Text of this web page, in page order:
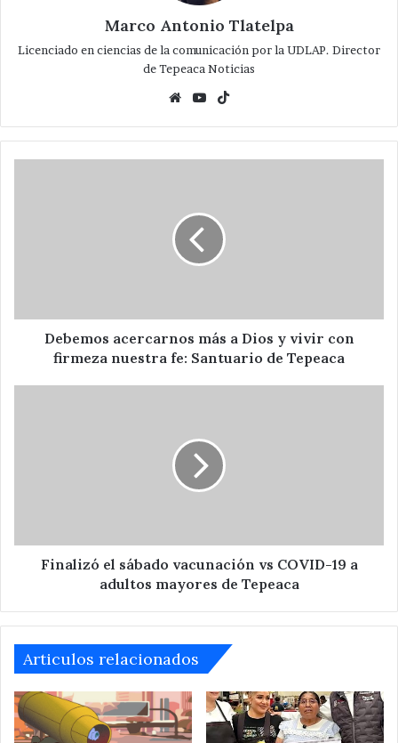
Marco Antonio Tlatelpa
Licenciado en ciencias de la comunicación por la UDLAP. Director
de Tepeaca Noticias
WebsiteYouTube
firmeza
nuestraDebemos acercarnos más a Dios y vivir con
firmeza nuestra fe: Santuario de Tepeaca
adultos
mayoresFinalizó el sábado vacunación vs COVID-19 a
adultos mayores de Tepeaca
Articulos relacionados